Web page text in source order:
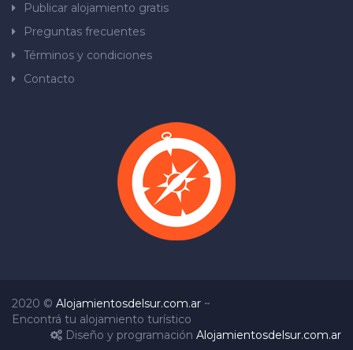
Publicar alojamiento gratis
Preguntas frecuentes
Términos y condiciones
Contacto
2020 © Alojamientosdelsur.com.ar ~
Encontrá tu alojamiento turístico
Diseño y programación Alojamientosdelsur.com.ar